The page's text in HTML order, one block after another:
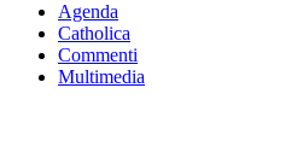
Agenda
Catholica
Commenti
Multimedia